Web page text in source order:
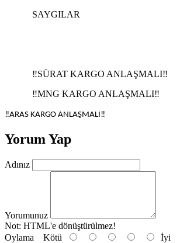
SAYGILAR
‼️SÜRAT KARGO ANLAŞMALI‼️
‼️MNG KARGO ANLAŞMALI‼️
‼️ARAS KARGO ANLAŞMALI‼️
Yorum Yap
Adınız
Yorumunuz
Not: HTML'e dönüştürülmez!
Oylama Kötü
İyi